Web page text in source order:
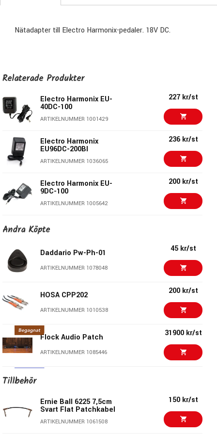
Nätadapter till Electro Harmonix-pedaler. 18V DC.
Relaterade Produkter
Electro Harmonix EU-
40DC-100
ARTIKELNUMMER 1001429
227 kr/st
Electro Harmonix
EU96DC-200BI
ARTIKELNUMMER 1036065
236 kr/st
Electro Harmonix EU-
9DC-100
ARTIKELNUMMER 1005642
200 kr/st
Electro Harmonix EU-
24DC-3000C - Cord
ARTIKELNUMMER 1042963
Electro Harmonix EU-
ARTIKELNUMMER 1018123
227 kr/st
Electro Harmonix EU-
ARTIKELNUMMER 1005643
295 kr/st
Electro Harmonix 617 kr/st
Electro Harmonix Nano
Clone
699 kr/st
Andra Köpte
Daddario Pw-Ph-01
ARTIKELNUMMER 1078048
45 kr/st
HOSA CPP202
ARTIKELNUMMER 1010538
200 kr/st
Flock Audio Patch
ARTIKELNUMMER 1085446
31900 kr/st
ARTIKELNUMMER 1092136
Tillbehör
Ernie Ball 6225 7,5cm
Svart Flat Patchkabel
ARTIKELNUMMER 1061508
150 kr/st